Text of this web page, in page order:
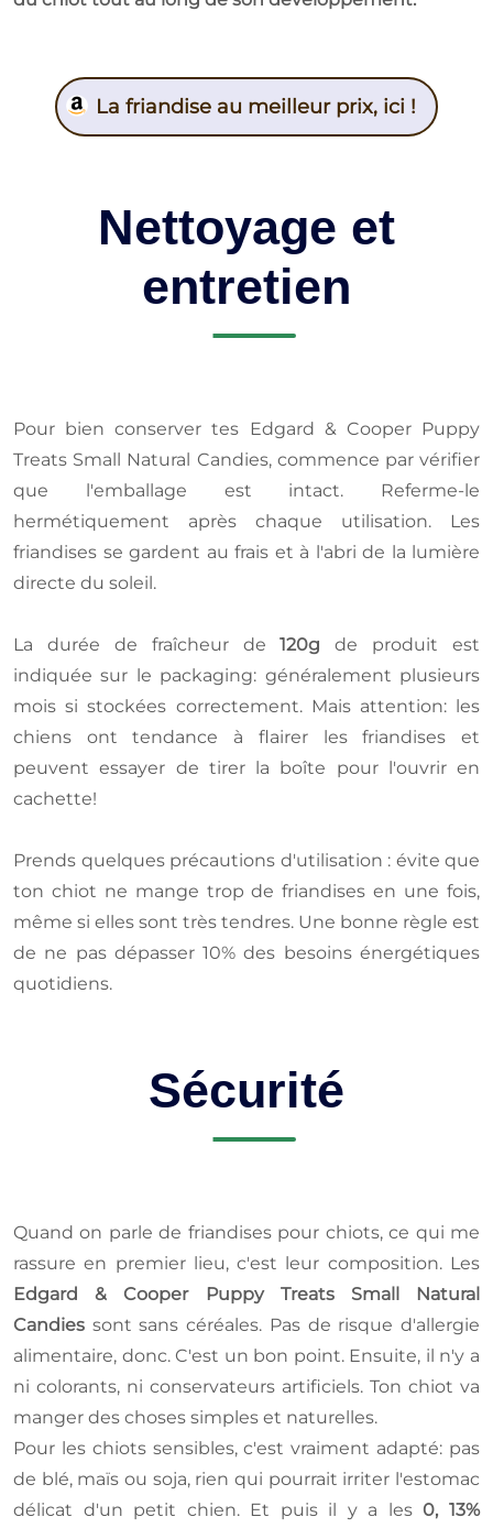
La friandise au meilleur prix, ici !
Nettoyage et
entretien
Pour bien conserver tes Edgard & Cooper Puppy
Treats Small Natural Candies, commence par vérifier
que l'emballage est intact. Referme-le
hermétiquement après chaque utilisation. Les
friandises se gardent au frais et à l'abri de la lumière
directe du soleil.
La durée de fraîcheur de120g de produit est
indiquée sur le packaging: généralement plusieurs
mois si stockées correctement. Mais attention: les
chiens ont tendance à flairer les friandises et
peuvent essayer de tirer la boîte pour l'ouvrir en
cachette!
Prends quelques précautions d'utilisation : évite que
ton chiot ne mange trop de friandises en une fois,
même si elles sont très tendres. Une bonne règle est
de ne pas dépasser 10% des besoins énergétiques
quotidiens.
Sécurité
Quand on parle de friandises pour chiots, ce qui me
rassure en premier lieu, c'est leur composition. Les
Edgard & Cooper Puppy Treats Small Natural
Candies sont sans céréales. Pas de risque d'allergie
alimentaire, donc. C'est un bon point. Ensuite, il n'y a
ni colorants, ni conservateurs artificiels. Ton chiot va
manger des choses simples et naturelles.
Pour les chiots sensibles, c'est vraiment adapté: pas
de blé, maïs ou soja, rien qui pourrait irriter l'estomac
délicat d'un petit chien. Et puis il y a les 0, 13%